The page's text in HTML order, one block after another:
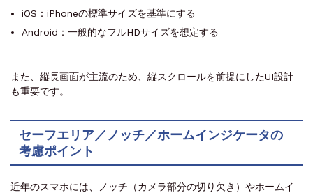
iOS：iPhoneの標準サイズを基準にする
Android：一般的なフルHDサイズを想定する
また、縦長画面が主流のため、縦スクロールを前提にしたUI設計
も重要です。
セーフエリア／ノッチ／ホームインジケータの
考慮ポイント
近年のスマホには、ノッチ（カメラ部分の切り欠き）やホームイ